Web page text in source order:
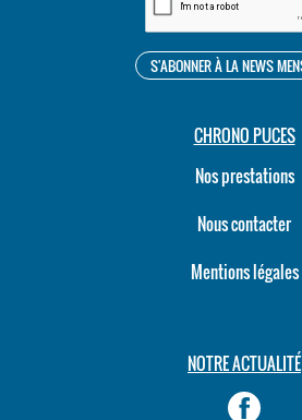
CHRONO PUCES
Nos prestations
Nous contacter
Mentions légales
NOTRE ACTUALITÉ